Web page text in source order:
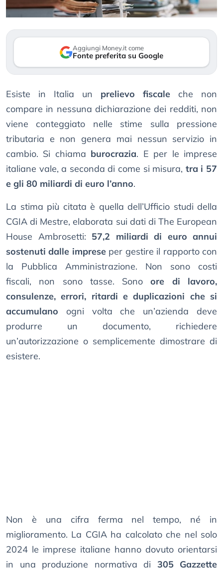
Aggiungi Money.it come
Fonte preferita su Google
Esiste in Italia un prelievo fiscale che non
compare in nessuna dichiarazione dei redditi, non
viene conteggiato nelle stime sulla pressione
tributaria e non genera mai nessun servizio in
cambio. Si chiama burocrazia. E per le imprese
italiane vale, a seconda di come si misura, tra i 57
e gli 80 miliardi di euro l’anno.
La stima più citata è quella dell’Ufficio studi della
CGIA di Mestre, elaborata sui dati di The European
House Ambrosetti: 57,2 miliardi di euro annui
sostenuti dalle impreseper gestire il rapporto con
la Pubblica Amministrazione. Non sono costi
fiscali, non sono tasse. Sonoore di lavoro,
consulenze, errori, ritardi e duplicazioni che si
accumulano ogni volta che un’azienda deve
produrre un documento, richiedere
un’autorizzazione o semplicemente dimostrare di
esistere.
Non è una cifra ferma nel tempo, né in
miglioramento. La CGIA ha calcolato che nel solo
2024 le imprese italiane hanno dovuto orientarsi
in una produzione normativa di 305 Gazzette